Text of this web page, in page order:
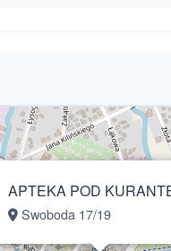
APTEKA POD
Swoboda 17/19